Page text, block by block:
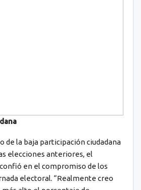
de la baja participación ciudadana
elecciones anteriores, el
en el compromiso de los
electoral. “Realmente creo